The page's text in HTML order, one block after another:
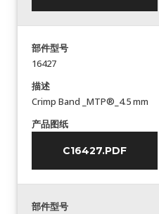
部件型号
16427
描述
Crimp Band _MTP®_4.5 mm
产品图纸
C16427.PDF
部件型号